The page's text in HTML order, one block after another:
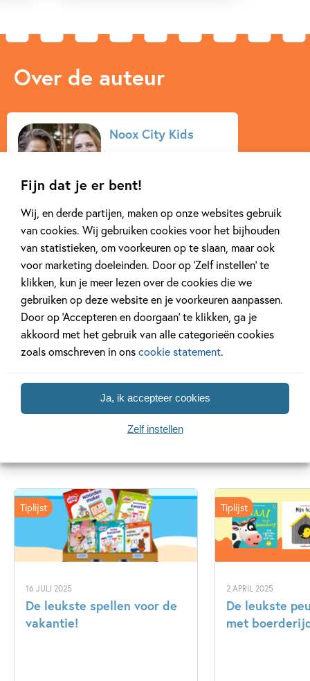
Fijn dat je er bent!
Wij, en derde partijen, maken op onze websites gebruik
van cookies. Wij gebruiken cookies voor het bijhouden
van statistieken, om voorkeuren op te slaan, maar ook
voor marketing doeleinden. Door op ‘Zelf instellen’ te
klikken, kun je meer lezen over de cookies die we
gebruiken op deze website en je voorkeuren aanpassen.
Door op ‘Accepteren en doorgaan’ te klikken, ga je
akkoord met het gebruik van alle categorieën cookies
zoals omschreven in onscookie statement.
Ja, ik accepteer cookies
Zelf instellen
Over de auteur
Noox City Kids
Beugeling zijn het
NOOX City Kids, een
vrolijk kindermerk van
Nederlandse bodem. Zij
werken iedere dag met
veel liefde en plezier aan
het maken van unieke...
Lees meer
16 JULI 2025
De leukste spellen voor de
vakantie!
Tiplijst
2 APRIL 2025
De leukste
met
Tiplijst